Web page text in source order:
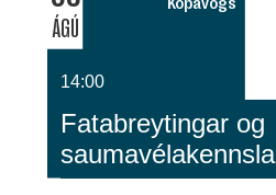
ÁGÚ
14:00
Fatabreytingar og
saumavélakennsla